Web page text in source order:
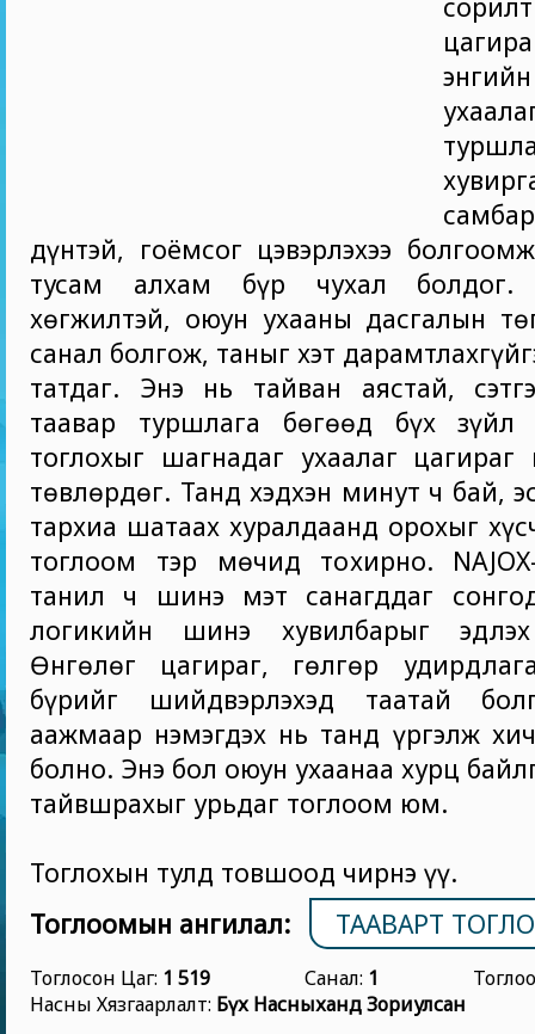
дүнтэй, гоёмсог цэвэрлэхээ
тусам алхам бүр чухал
хөгжилтэй, оюун ухааны дасгалын
санал болгож, таныг хэт
татдаг. Энэ нь тайван аястай,
таавар туршлага бөгөөд бүх
тоглохыг шагнадаг ухаалаг
төвлөрдөг. Танд хэдхэн минут ч бай,
тархиа шатаах хуралдаанд орохыг
тоглоом тэр мөчид тохирно.
танил ч шинэ мэт санагддаг
логикийн шинэ хувилбарыг
Өнгөлөг цагираг, гөлгөр
бүрийг шийдвэрлэхэд таатай
аажмаар нэмэгдэх нь танд үргэлж
болно. Энэ бол оюун ухаанаа хурц
тайвшрахыг урьдаг тоглоом юм.
Тоглохын тулд товшоод чирнэ үү.
Тоглоомын ангилал:
ТААВАРТ
Тоглосон Цаг: 1 519 Санал: 1
Насны Хязгаарлалт: Бүх Насныханд Зориулсан